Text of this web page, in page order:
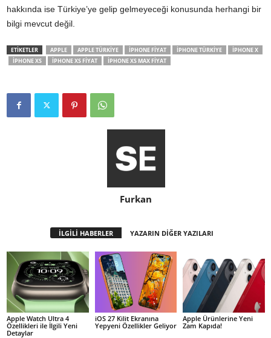
hakkında ise Türkiye’ye gelip gelmeyeceği konusunda herhangi bir
bilgi mevcut değil.
ETİKETLER APPLE APPLE TÜRKIYE IPHONE FIYAT IPHONE TÜRKIYE
IPHONE X
IPHONE XS
IPHONE XS FIYAT IPHONE XS MAX FIYAT
Furkan
İLGİLİ HABERLER YAZARIN DİĞER YAZILARI
Apple Watch Ultra 4
Özellikleri ile İlgili Yeni
Detaylar
iOS 27 Kilit Ekranına
Yepyeni Özellikler Geliyor
Apple Ürünlerine Yeni
Zam Kapıda!